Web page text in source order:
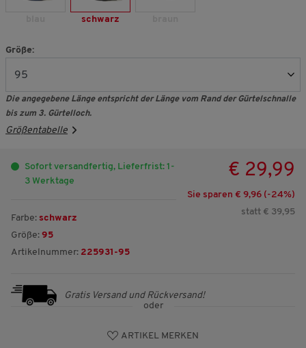
schwarz
Größe:
Die angegebene Länge entspricht der Länge vom Rand der Gürtelschnalle
bis zum 3. Gürtelloch.
Größentabelle
Sofort versandfertig, Lieferfrist: 1-
3 Werktage
Farbe: schwarz
Größe: 95
Artikelnummer: 225931-95
€ 29,99
Sie sparen € 9,96 (-24%)
statt € 39,95
Gratis Versand und Rückversand!
oder
ARTIKEL MERKEN